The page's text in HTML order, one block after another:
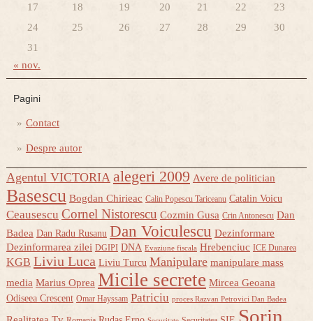
17
18 19 20 21 22
23
24
25 26 27 28 29
30
31
« nov.
Pagini
Contact
Despre autor
Agentul VICTORIA alegeri 2009 Avere de politician
Basescu Bogdan Chirieac Calin Popescu Tariceanu Catalin Voicu
Ceausescu Cornel Nistorescu Cozmin Gusa Crin Antonescu Dan
Badea Dan Radu Rusanu Dan Voiculescu Dezinformare
Dezinformarea zilei DGIPI DNA Evaziune fiscala Hrebenciuc ICE Dunarea
KGB Liviu Luca Liviu Turcu Manipulare manipulare mass
media Marius Oprea Micile secrete Mircea Geoana
Odiseea Crescent Omar Hayssam Patriciu proces Razvan Petrovici Dan Badea
Sorin